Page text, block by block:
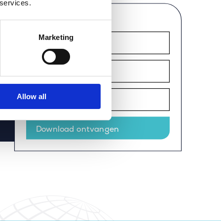
Marketing
Allow all
Direct in jouw inbox